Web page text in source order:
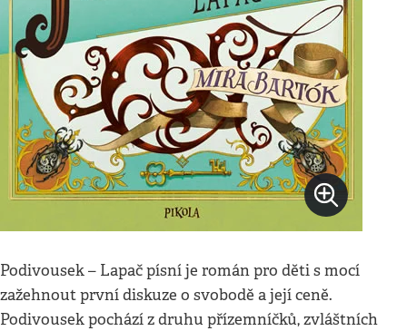
Podivousek – Lapač písní je román pro děti s mocí
zažehnout první diskuze o svobodě a její ceně.
Podivousek pochází z druhu přízemníčků, zvláštních